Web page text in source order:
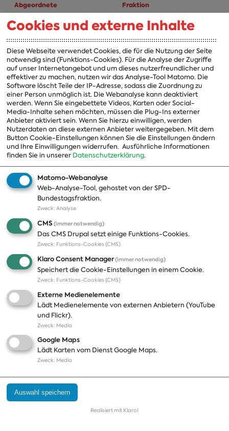
Abgeordnete
A-Z
Fraktion
Fraktion
Vorsitzender
Vorstand
Arbeitsgruppen
Ausschussvorsitzende
Beauftragte
Landesgruppen
Organisation
Themen
Positionen
Publikationen
Presse
Fotos
Pressekontakt
Termine
Jobs und Ausbildung
Häufige Fragen
Podcast
Abonnements
Aktualisierungen
Kontakt
Impressum
Datenschutz
Cookies und externe Inhalte
Diese Webseite verwendet Cookies, die für die Nutzung der Seite
notwendig sind (Funktions-Cookies). Für die Analyse der Zugriffe
auf unser Internetangebot und um dieses nutzerfreundlicher und
effektiver zu machen, nutzen wir das Analyse-Tool Matomo. Die
Software löscht Teile der IP-Adresse, sodass die Zuordnung zu
einer Person unmöglich ist. Die Webanalyse kann deaktiviert
werden. Wenn Sie eingebettete Videos, Karten oder Social-
Media-Inhalte sehen möchten, müssen die Plug-Ins externer
Anbieter aktiviert sein. Wenn Sie hierzu einwilligen, werden
Nutzerdaten an diese externen Anbieter weitergegeben. Mit dem
Button Cookie-Einstellungen können Sie die Einstellungen ändern
und Ihre Einwilligungen widerrufen. Ausführliche Informationen
finden Sie in unserer Datenschutzerklärung.
Matomo-Webanalyse
Web-Analyse-Tool, gehostet von der SPD-
Bundestagsfraktion.
Zweck: Analyse
CMS (immer notwendig)
Das CMS Drupal setzt einige Funktions-Cookies.
Zweck: Funktions-Cookies (CMS)
Klaro Consent Manager(immer notwendig)
Speichert die Cookie-Einstellungen in einem Cookie.
Zweck: Funktions-Cookies (CMS)
Externe Medienelemente
Lädt Medienelemente von externen Anbietern (YouTube
und Flickr).
Zweck: Media
Google Maps
Lädt Karten vom Dienst Google Maps.
Zweck: Media
Auswahl speichern
Realisiert mit Klaro!